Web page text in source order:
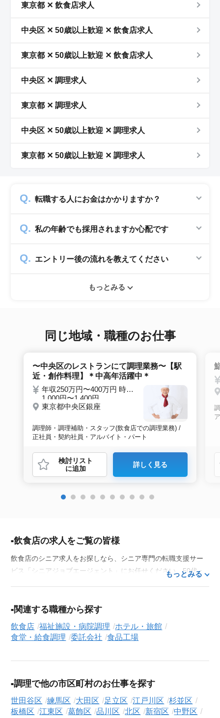
東京都 ✕ 飲食店求人
中央区 ✕ 50歳以上歓迎 ✕ 飲食店求人
東京都 ✕ 50歳以上歓迎 ✕ 飲食店求人
中央区 ✕ 調理求人
東京都 ✕ 調理求人
中央区 ✕ 50歳以上歓迎 ✕ 調理求人
東京都 ✕ 50歳以上歓迎 ✕ 調理求人
転職する人にお金はかかりますか？
していますので、転職希望者の方からは費用は
一切発生致しません。
私の年齢でも採用されますか心配です
業のみ掲載をしています。60代・70代以上の
就職実績も多数ありますので年齢に気負いせず
ぜひ紹介依頼へ進んでください。
エントリー後の流れを教えてください
ーとヒアリングのお時間を頂きます。その後希
もっとみる
同じ地域・職種のお仕事
〜中央区のレストランにて調理業務〜【駅
近・創作料理】＊中高年活躍中＊
年収250万円〜400万円 時給
1,000円〜1,400円
東京都中央区銀座
調理師・調理補助・スタッフ(飲食店での調理業務) /
正社員・契約社員・アルバイト・パート
検討リスト
に追加
詳しく見る
飲食店の求人をご覧の皆様
飲食店のシニア求人をお探しなら、シニア専門の転職支援サー
ビス「シニアジョブエージェント」にお任せください。50代・
ポートします。この求人を含む
の非公開求人です。
気になる求人がございましたら、まずは「求人紹介を依頼す
イザーが、これまでのご経歴やご希望を丁寧にヒアリングし、
職務経歴書の作成から面接対策、企業との条件交渉まで、転職
活動の全プロセスを無料でサポートいたします。
もっとみる
関連する職種から探す
飲食店 福祉施設・病院調理
ホテル・旅館
食堂・給食調理
委託会社 食品工場
調理で他の市区町村のお仕事を探す
世田谷区 練馬区 大田区 足立区 江戸川区
杉並区
板橋区
江東区 葛飾区 品川区 北区 新宿区
中野区